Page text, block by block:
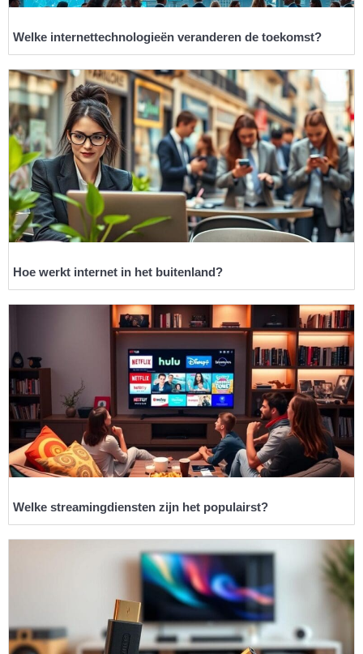
Welke internettechnologieën veranderen de toekomst?
Hoe werkt internet in het buitenland?
Welke streamingdiensten zijn het populairst?